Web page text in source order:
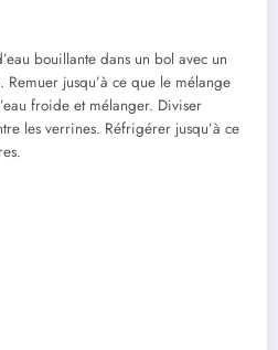
bouillante dans un bol avec un
jusqu’à ce que le mélange
froide et mélanger. Diviser
les verrines. Réfrigérer jusqu’à ce